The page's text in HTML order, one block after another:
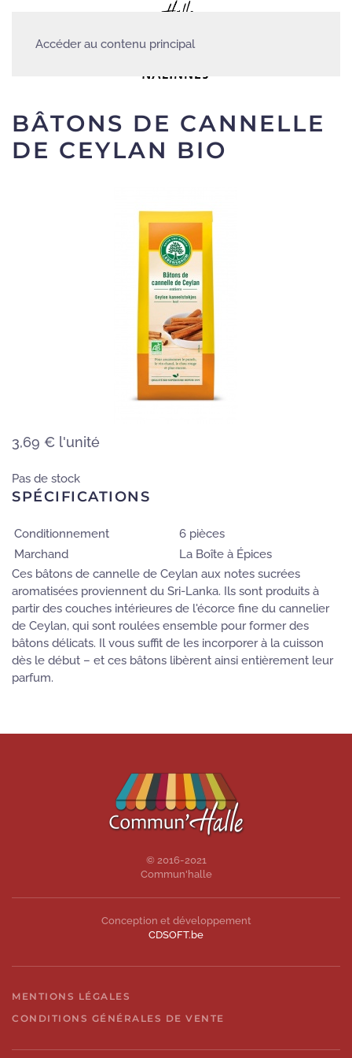
Accéder au contenu principal
BÂTONS DE CANNELLE
DE CEYLAN BIO
3,69 € l'unité
Pas de stock
SPÉCIFICATIONS
Conditionnement
6 pièces
Marchand
La Boîte à Épices
Ces bâtons de cannelle de Ceylan aux notes sucrées
aromatisées proviennent du Sri-Lanka. Ils sont produits à
partir des couches intérieures de l'écorce fine du cannelier
de Ceylan, qui sont roulées ensemble pour former des
bâtons délicats. Il vous suffit de les incorporer à la cuisson
dès le début – et ces bâtons libèrent ainsi entièrement leur
parfum.
© 2016-2021
Commun'halle
Conception et développement
CDSOFT.be
MENTIONS LÉGALES
CONDITIONS GÉNÉRALES DE VENTE